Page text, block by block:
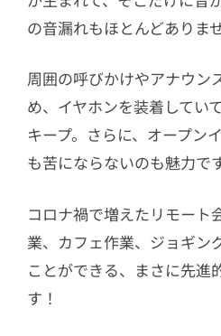
の音漏れもほとんどありませ
周囲の呼びかけやアナウン
め、イヤホンを装着してい
キープ。さらに、オープン
も苦にならないのも魅力です
コロナ禍で増えたリモート
業、カフェ作業、ジョギン
ことができる、まさに先進
す！